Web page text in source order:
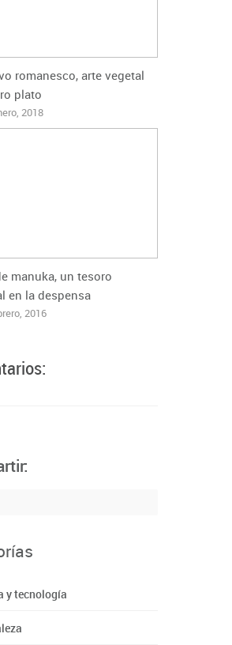
romanesco, arte vegetal
plato
2018
manuka, un tesoro
en la despensa
2016
y tecnología